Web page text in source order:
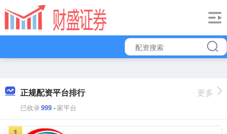
正规配资平台排行
已收录999+家平台
更多